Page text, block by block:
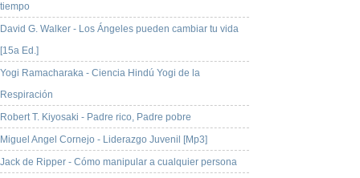
tiempo
David G. Walker - Los Ángeles pueden cambiar tu vida
[15a Ed.]
Yogi Ramacharaka - Ciencia Hindú Yogi de la
Respiración
Robert T. Kiyosaki - Padre rico, Padre pobre
Miguel Angel Cornejo - Liderazgo Juvenil [Mp3]
Jack de Ripper - Cómo manipular a cualquier persona